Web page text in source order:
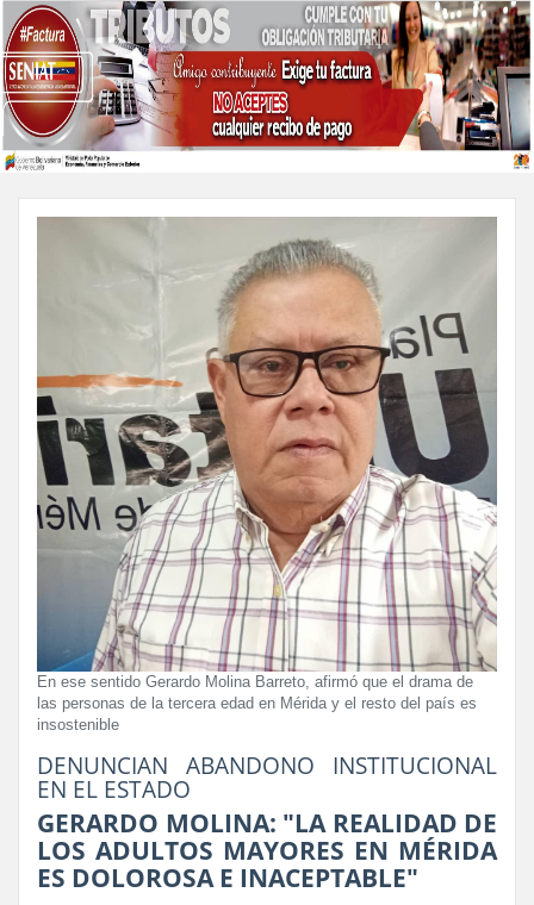
En ese sentido Gerardo Molina Barreto, afirmó que el drama de
las personas de la tercera edad en Mérida y el resto del país es
insostenible
DENUNCIAN ABANDONO INSTITUCIONAL
EN EL ESTADO
GERARDO MOLINA: "LA REALIDAD DE
LOS ADULTOS MAYORES EN MÉRIDA
ES DOLOROSA E INACEPTABLE"